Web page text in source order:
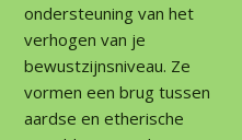
ondersteuning van het
verhogen van je
bewustzijnsniveau. Ze
vormen een brug tussen
aardse en etherische